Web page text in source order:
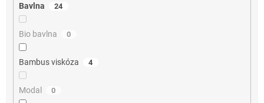
Bavlna 24
Bio bavlna 0
Bambus viskóza 4
Modal 0